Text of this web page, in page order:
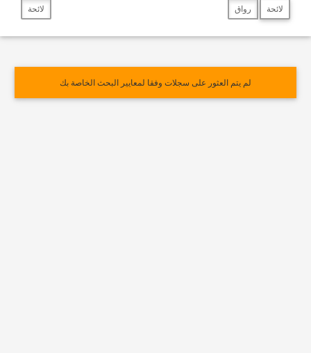
لائحة رواق لائحة
لم يتم العثور على سجلات وفقا لمعايير البحث الخاصة بك